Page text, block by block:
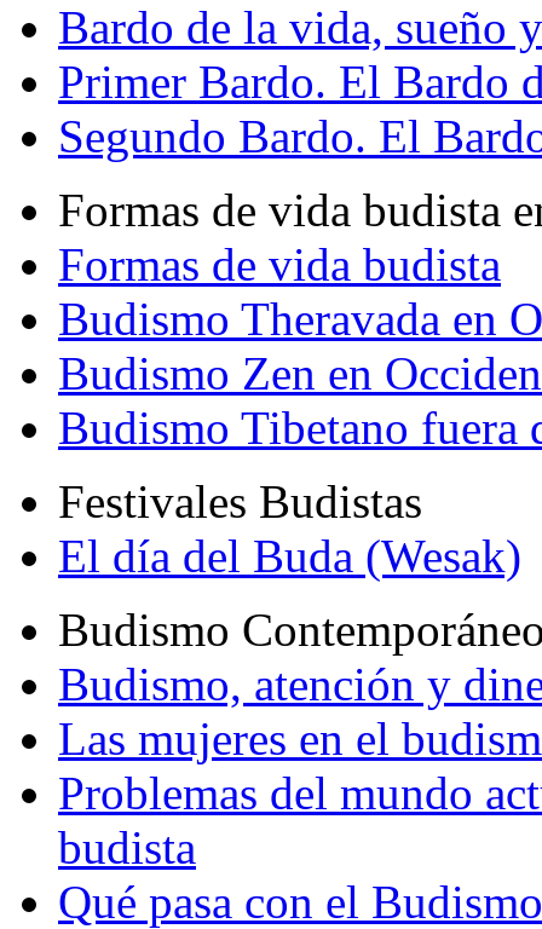
Bardo de la vida, sueño
Primer Bardo. El Bardo
Segundo Bardo. El
Formas de vida budista
Formas de vida budista
Budismo Theravada en
Budismo Zen en
Budismo Tibetano fuera
Festivales Budistas
El día del Buda (Wesak)
Budismo
Budismo, atención y
Las mujeres en el
Problemas del mundo
budista
Qué pasa con el